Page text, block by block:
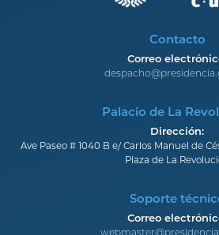
Contacto
Correo
Palacio de La
Dirección:
Ave Paseo # 1040 B e/ Carlos Manuel de
Plaza de La
Soporte
Correo